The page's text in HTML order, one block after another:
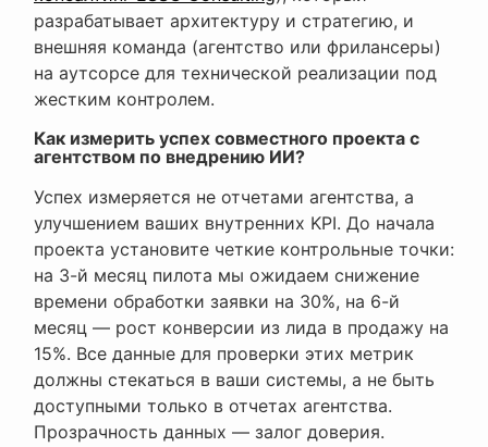
разрабатывает архитектуру и стратегию, и
внешняя команда (агентство или фрилансеры)
на аутсорсе для технической реализации под
жестким контролем.
Как измерить успех совместного проекта с
агентством по внедрению ИИ?
Успех измеряется не отчетами агентства, а
улучшением ваших внутренних KPI. До начала
проекта установите четкие контрольные точки:
на 3-й месяц пилота мы ожидаем снижение
времени обработки заявки на 30%, на 6-й
месяц — рост конверсии из лида в продажу на
15%. Все данные для проверки этих метрик
должны стекаться в ваши системы, а не быть
доступными только в отчетах агентства.
Прозрачность данных — залог доверия.